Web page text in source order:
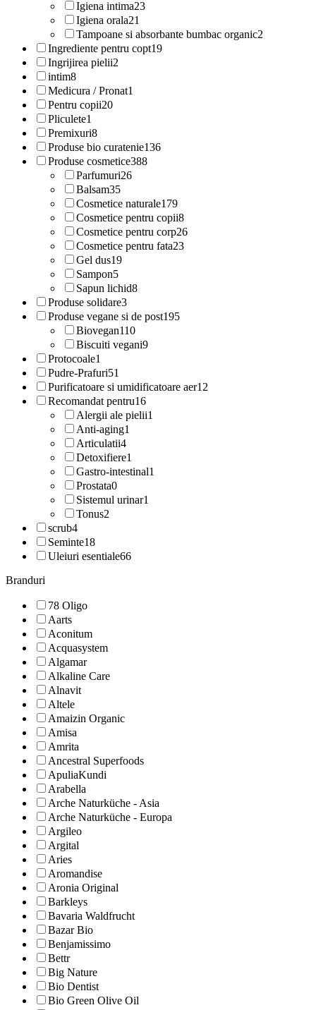
Igiena intima23
Igiena orala21
Tampoane si absorbante bumbac organic2
Ingrediente pentru copt19
Ingrijirea pielii2
intim8
Medicura / Pronat1
Pentru copii20
Pliculete1
Premixuri8
Produse bio curatenie136
Produse cosmetice388
Parfumuri26
Balsam35
Cosmetice naturale179
Cosmetice pentru copii8
Cosmetice pentru corp26
Cosmetice pentru fata23
Gel dus19
Sampon5
Sapun lichid8
Produse solidare3
Produse vegane si de post195
Biovegan110
Biscuiti vegani9
Protocoale1
Pudre-Prafuri51
Purificatoare si umidificatoare aer12
Recomandat pentru16
Alergii ale pielii1
Anti-aging1
Articulatii4
Detoxifiere1
Gastro-intestinal1
Prostata0
Sistemul urinar1
Tonus2
scrub4
Seminte18
Uleiuri esentiale66
Branduri
78 Oligo
Aarts
Aconitum
Acquasystem
Algamar
Alkaline Care
Alnavit
Altele
Amaizin Organic
Amisa
Amrita
Ancestral Superfoods
ApuliaKundi
Arabella
Arche Naturküche - Asia
Arche Naturküche - Europa
Argileo
Argital
Aries
Aromandise
Aronia Original
Barkleys
Bavaria Waldfrucht
Bazar Bio
Benjamissimo
Bettr
Big Nature
Bio Dentist
Bio Green Olive Oil